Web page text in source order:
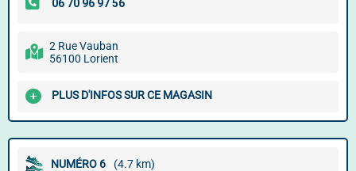
2 Rue Vauban
56100 Lorient
PLUS D'INFOS SUR CE MAGASIN
NUMÉRO 6 (4.7 km)